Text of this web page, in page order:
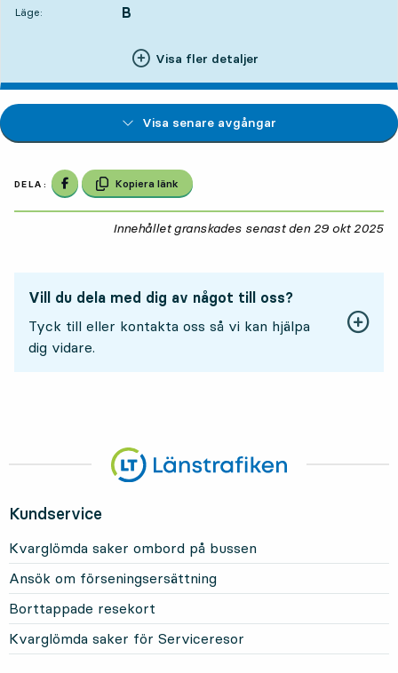
Läge:
LÄGE, B
,
Visa fler detaljer
Visa senare avgångar
DELA: Dela på Facebook
Kopiera länk
Innehållet granskades senast den 29 okt 2025
Vill du dela med dig av något till oss?
Tyck till eller kontakta oss så vi kan hjälpa
dig vidare.
Kundservice
Kvarglömda saker ombord på bussen
Ansök om förseningsersättning
Borttappade resekort
Kvarglömda saker för Serviceresor